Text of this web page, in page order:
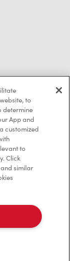
to
determine
App and
customized
to
Click
similar